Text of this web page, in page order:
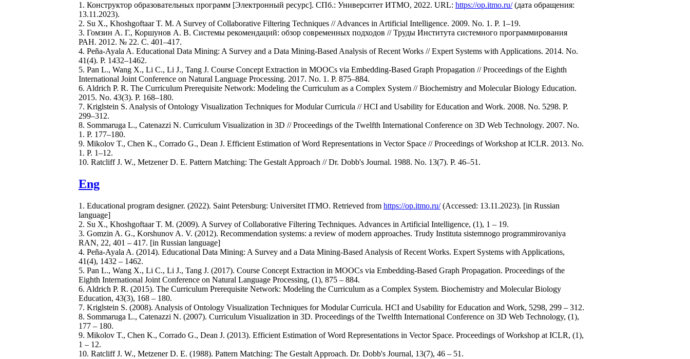
1. Конструктор образовательных программ [Электронный ресурс]. СПб.: Университет ИТМО, 2022. URL: https://op.itmo.ru/(дата обращения:
13.11.2023).
2. Su X., Khoshgoftaar T. M. A Survey of Collaborative Filtering Techniques // Advances in Artificial Intelligence. 2009. No. 1. P. 1–19.
3. Гомзин А. Г., Коршунов А. В. Системы рекомендаций: обзор современных подходов // Труды Института системного программирования
РАН. 2012. № 22. С. 401–417.
4. Peña-Ayala A. Educational Data Mining: A Survey and a Data Mining-Based Analysis of Recent Works // Expert Systems with Applications. 2014. No.
41(4). P. 1432–1462.
5. Pan L., Wang X., Li C., Li J., Tang J. Course Concept Extraction in MOOCs via Embedding-Based Graph Propagation // Proceedings of the Eighth
International Joint Conference on Natural Language Processing. 2017. No. 1. P. 875–884.
6. Aldrich P. R. The Curriculum Prerequisite Network: Modeling the Curriculum as a Complex System // Biochemistry and Molecular Biology Education.
2015. No. 43(3). P. 168–180.
7. Kriglstein S. Analysis of Ontology Visualization Techniques for Modular Curricula // HCI and Usability for Education and Work. 2008. No. 5298. P.
299–312.
8. Sommaruga L., Catenazzi N. Curriculum Visualization in 3D // Proceedings of the Twelfth International Conference on 3D Web Technology. 2007. No.
1. P. 177–180.
9. Mikolov T., Chen K., Corrado G., Dean J. Efficient Estimation of Word Representations in Vector Space // Proceedings of Workshop at ICLR. 2013. No.
1. P. 1–12.
10. Ratcliff J. W., Metzener D. E. Pattern Matching: The Gestalt Approach // Dr. Dobb's Journal. 1988. No. 13(7). P. 46–51.
Eng
1. Educational program designer. (2022). Saint Petersburg: Universitet ITMO. Retrieved from https://op.itmo.ru/(Accessed: 13.11.2023). [in Russian
language]
2. Su X., Khoshgoftaar T. M. (2009). A Survey of Collaborative Filtering Techniques. Advances in Artificial Intelligence, (1), 1 – 19.
3. Gomzin A. G., Korshunov A. V. (2012). Recommendation systems: a review of modern approaches. Trudy Instituta sistemnogo programmirovaniya
RAN, 22, 401 – 417. [in Russian language]
4. Peña-Ayala A. (2014). Educational Data Mining: A Survey and a Data Mining-Based Analysis of Recent Works. Expert Systems with Applications,
41(4), 1432 – 1462.
5. Pan L., Wang X., Li C., Li J., Tang J. (2017). Course Concept Extraction in MOOCs via Embedding-Based Graph Propagation. Proceedings of the
Eighth International Joint Conference on Natural Language Processing, (1), 875 – 884.
6. Aldrich P. R. (2015). The Curriculum Prerequisite Network: Modeling the Curriculum as a Complex System. Biochemistry and Molecular Biology
Education, 43(3), 168 – 180.
7. Kriglstein S. (2008). Analysis of Ontology Visualization Techniques for Modular Curricula. HCI and Usability for Education and Work, 5298, 299 – 312.
8. Sommaruga L., Catenazzi N. (2007). Curriculum Visualization in 3D. Proceedings of the Twelfth International Conference on 3D Web Technology, (1),
177 – 180.
9. Mikolov T., Chen K., Corrado G., Dean J. (2013). Efficient Estimation of Word Representations in Vector Space. Proceedings of Workshop at ICLR, (1),
1 – 12.
10. Ratcliff J. W., Metzener D. E. (1988). Pattern Matching: The Gestalt Approach. Dr. Dobb's Journal, 13(7), 46 – 51.